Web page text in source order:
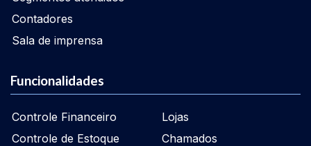
Contadores
Sala de imprensa
Funcionalidades
Controle Financeiro
Controle de Estoque
Lojas
Chamados